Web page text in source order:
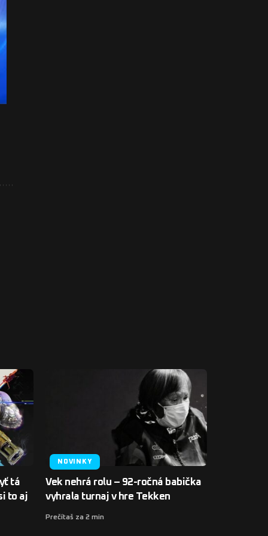
tá
to aj
NOVINKY
Vek nehrá rolu – 92-ročná babička
vyhrala turnaj v hre Tekken
Prečítaš za 2 min